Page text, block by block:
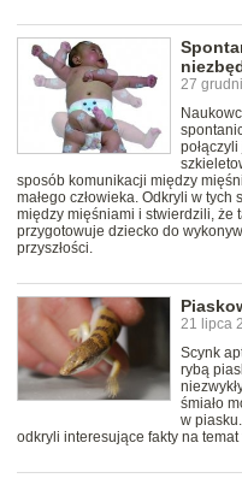
27
sposób komunikacji między
małego człowieka. Odkryli w
między mięśniami i stwierdzili, że
przygotowuje dziecko do
przyszłości.
21 lipca
Scynk
rybą
śmiało
w
odkryli interesujące fakty na